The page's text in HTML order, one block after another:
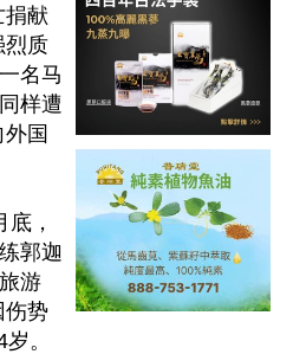
捐献
烈质
名马
样遭
国
，
郭迦
游
伤势
。